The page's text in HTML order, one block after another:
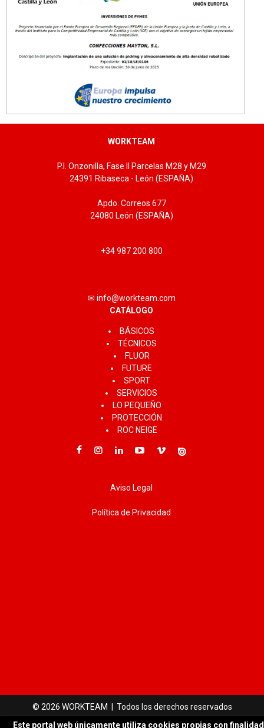
WORKTEAM
P.I. Onzonilla, Fase II Parcelas M28 y M29
24391 Ribaseca - León (ESPAÑA)
Apdo. Correos 677
24080 León (ESPAÑA)
+34 987 200 800
✉ info@workteam.com
CATÁLOGO
BÁSICOS
TÉCNICOS
FLUOR
FUTURE
SPORT
SERVICIOS
LO PEQUEÑO
PROTECCIÓN
ROC NEIGE
Aviso Legal
Política de Privacidad
© 2026 WORKTEAM | Todos los derechos reservados
Este portal web únicamente utiliza cookies propias con finalidad